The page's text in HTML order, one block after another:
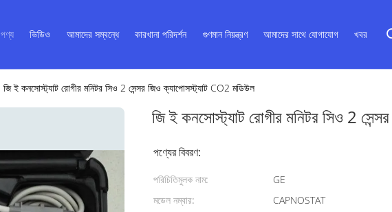
পণ্য ভিডিও আমাদের সম্বন্ধে কারখানা পরিদর্শন গুণমান নিয়ন্ত্রণ আমাদের সাথে যোগাযোগ খবর
জি ই কনসোস্ট্যাট রোগীর মনিটর সিও 2 সেন্সর জিও ক্যাপোসস্ট্যাট CO2 মডিউল
জি ই কনসোস্ট্যাট রোগীর মনিটর সিও 2
পণ্যের বিবরণ:
পরিচিতিমুলক নাম:
GE
মডেল নম্বার:
CAPNOSTAT